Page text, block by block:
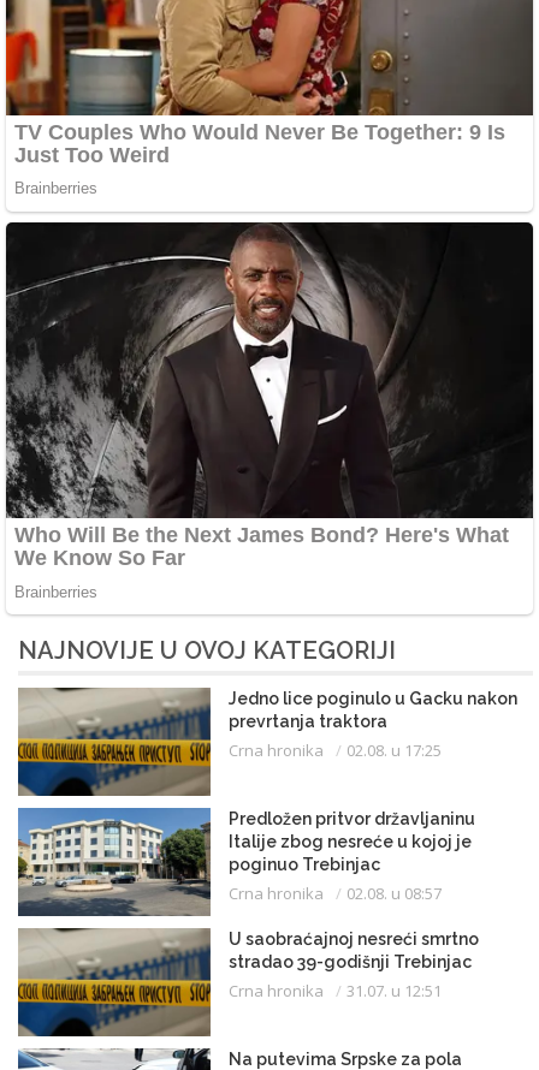
NAJNOVIJE U OVOJ KATEGORIJI
Jedno lice poginulo u Gacku nakon
prevrtanja traktora
Crna hronika 02.08. u 17:25
Predložen pritvor državljaninu
Italije zbog nesreće u kojoj je
poginuo Trebinjac
Crna hronika 02.08. u 08:57
U saobraćajnoj nesreći smrtno
stradao 39-godišnji Trebinjac
Crna hronika 31.07. u 12:51
Na putevima Srpske za pola